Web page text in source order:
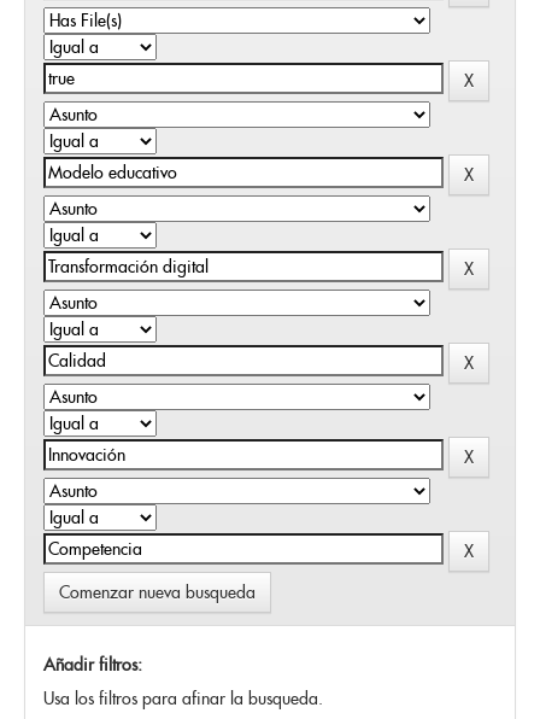
Comenzar nueva busqueda
Añadir filtros:
Usa los filtros para afinar la busqueda.